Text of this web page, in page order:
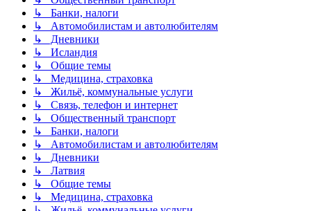
↳ Банки, налоги
↳ Автомобилистам и автолюбителям
↳ Дневники
↳ Исландия
↳ Общие темы
↳ Медицина, страховка
↳ Жильё, коммунальные услуги
↳ Связь, телефон и интернет
↳ Общественный транспорт
↳ Банки, налоги
↳ Автомобилистам и автолюбителям
↳ Дневники
↳ Латвия
↳ Общие темы
↳ Медицина, страховка